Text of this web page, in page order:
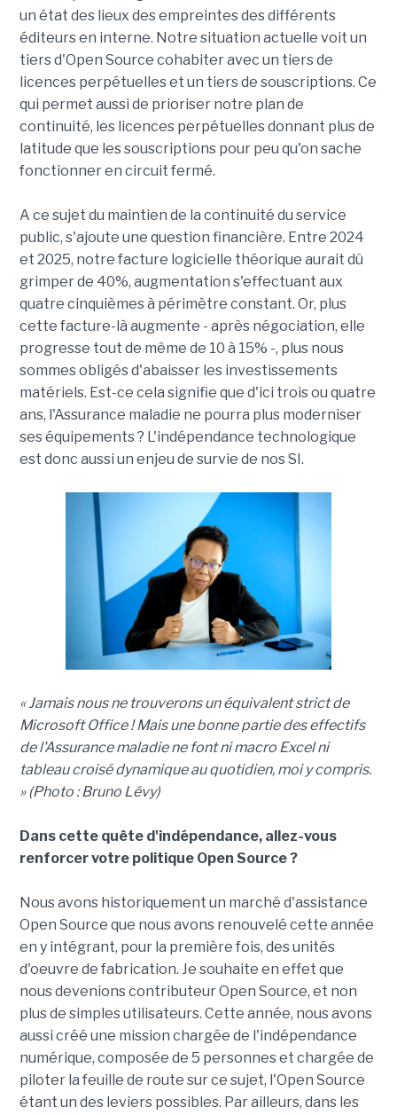
un état des lieux des empreintes des différents
éditeurs en interne. Notre situation actuelle voit un
tiers d'Open Source cohabiter avec un tiers de
licences perpétuelles et un tiers de souscriptions. Ce
qui permet aussi de prioriser notre plan de
continuité, les licences perpétuelles donnant plus de
latitude que les souscriptions pour peu qu'on sache
fonctionner en circuit fermé.
A ce sujet du maintien de la continuité du service
public, s'ajoute une question financière. Entre 2024
et 2025, notre facture logicielle théorique aurait dû
grimper de 40%, augmentation s'effectuant aux
quatre cinquièmes à périmètre constant. Or, plus
cette facture-là augmente - après négociation, elle
progresse tout de même de 10 à 15% -, plus nous
sommes obligés d'abaisser les investissements
matériels. Est-ce cela signifie que d'ici trois ou quatre
ans, l'Assurance maladie ne pourra plus moderniser
ses équipements ? L'indépendance technologique
est donc aussi un enjeu de survie de nos SI.
« Jamais nous ne trouverons un équivalent strict de
Microsoft Office ! Mais une bonne partie des effectifs
de l'Assurance maladie ne font ni macro Excel ni
tableau croisé dynamique au quotidien, moi y compris.
» (Photo : Bruno Lévy)
Dans cette quête d'indépendance, allez-vous
renforcer votre politique Open Source ?
Nous avons historiquement un marché d'assistance
Open Source que nous avons renouvelé cette année
en y intégrant, pour la première fois, des unités
d'oeuvre de fabrication. Je souhaite en effet que
nous devenions contributeur Open Source, et non
plus de simples utilisateurs. Cette année, nous avons
aussi créé une mission chargée de l'indépendance
numérique, composée de 5 personnes et chargée de
piloter la feuille de route sur ce sujet, l'Open Source
étant un des leviers possibles. Par ailleurs, dans les